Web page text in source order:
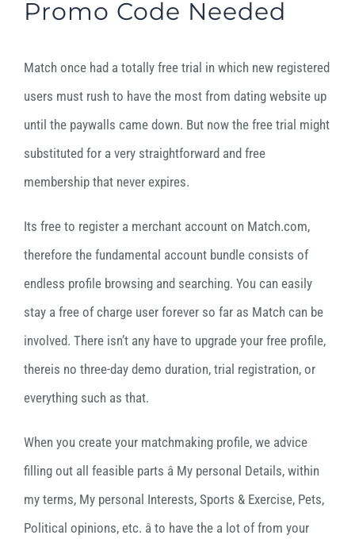
Promo Code Needed
Match once had a totally free trial in which new registered
users must rush to have the most from dating website up
until the paywalls came down. But now the free trial might
substituted for a very straightforward and free
membership that never expires.
Its free to register a merchant account on Match.com,
therefore the fundamental account bundle consists of
endless profile browsing and searching. You can easily
stay a free of charge user forever so far as Match can be
involved. There isn’t any have to upgrade your free profile,
thereis no three-day demo duration, trial registration, or
everything such as that.
When you create your matchmaking profile, we advice
filling out all feasible parts â My personal Details, within
my terms, My personal Interests, Sports & Exercise, Pets,
Political opinions, etc. â to have the a lot of from your